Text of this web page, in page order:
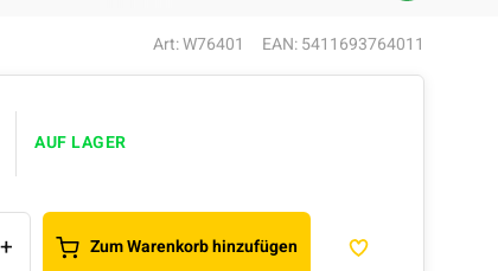
Art: W76401 EAN: 5411693764011
AUF LAGER
+ Zum Warenkorb hinzufügen